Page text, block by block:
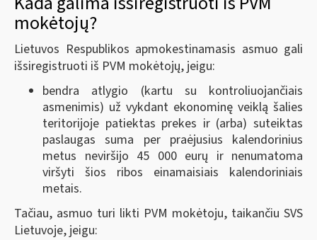
mokėtojų?
Lietuvos Respublikos apmokestinamasis asmuo gali
išsiregistruoti iš PVM mokėtojų, jeigu:
bendra atlygio (kartu su kontroliuojančiais
asmenimis) už vykdant ekonominę veiklą šalies
teritorijoje patiektas prekes ir (arba) suteiktas
paslaugas suma per praėjusius kalendorinius
metus neviršijo 45 000 eurų ir nenumatoma
viršyti šios ribos einamaisiais kalendoriniais
metais.
Tačiau, asmuo turi likti PVM mokėtoju, taikančiu SVS
Lietuvoje, jeigu: